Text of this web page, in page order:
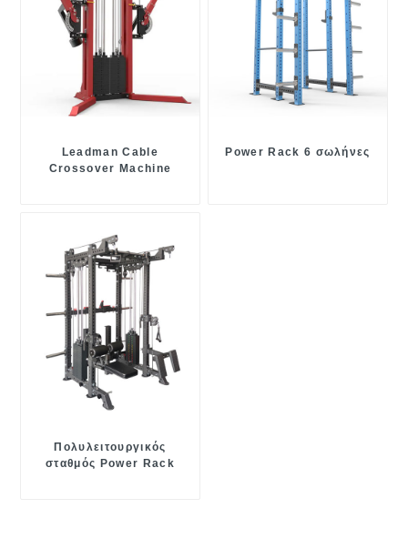
Leadman Cable
Crossover Machine
Power Rack 6 σωλήνες
Πολυλειτουργικός
σταθμός Power Rack